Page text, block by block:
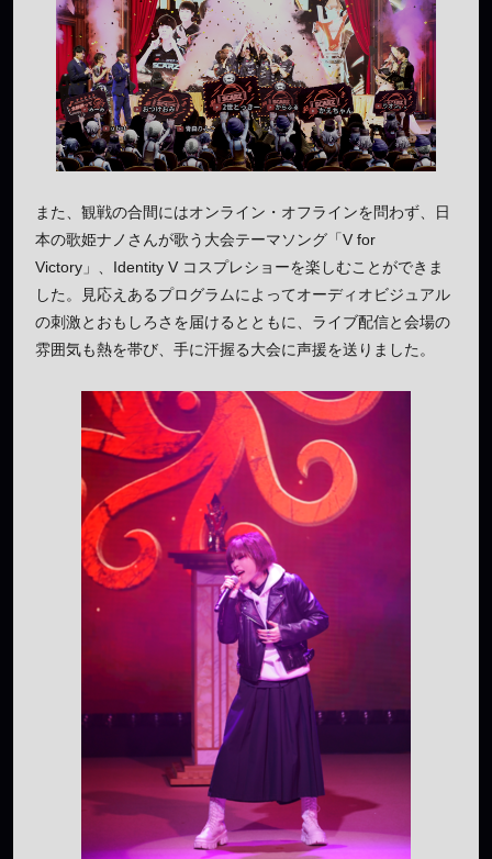
また、観戦の合間にはオンライン・オフラインを問わず、日
本の歌姫ナノさんが歌う大会テーマソング「V for
Victory」、Identity V コスプレショーを楽しむことができま
した。見応えあるプログラムによってオーディオビジュアル
の刺激とおもしろさを届けるとともに、ライブ配信と会場の
雰囲気も熱を帯び、手に汗握る大会に声援を送りました。